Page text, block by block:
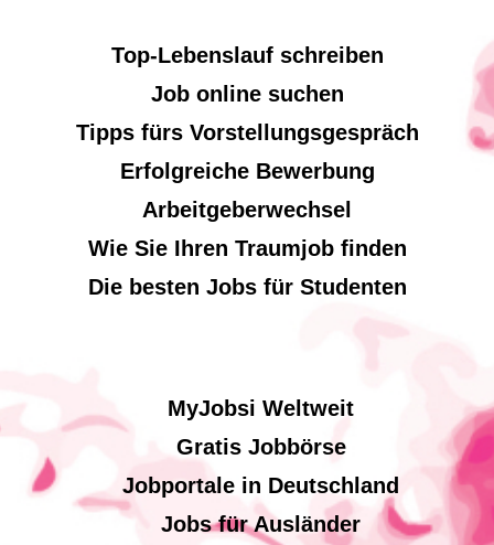
Top-Lebenslauf schreiben
Job online suchen
Tipps fürs Vorstellungsgespräch
Erfolgreiche Bewerbung
Arbeitgeberwechsel
Wie Sie Ihren Traumjob finden
Die besten Jobs für Studenten
MyJobsi Weltweit
Gratis Jobbörse
Jobportale in Deutschland
Jobs für Ausländer